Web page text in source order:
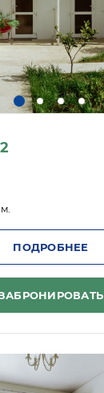
ПОДРОБНЕЕ